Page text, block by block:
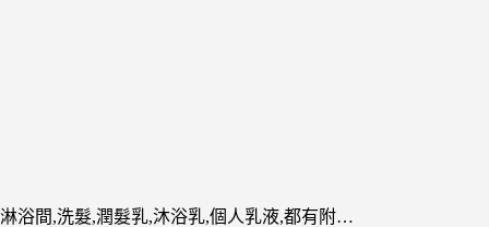
淋浴間,洗髮,潤髮乳,沐浴乳,個人乳液,都有附…